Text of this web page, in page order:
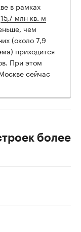
в рамках
15,7 млн кв. м
чем
(около 7,9
приходится
При этом
сейчас
более